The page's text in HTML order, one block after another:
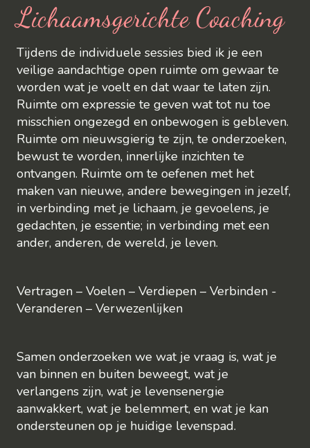
Lichaamsgerichte Coaching
Tijdens de individuele sessies bied ik je een
veilige aandachtige open ruimte om gewaar te
worden wat je voelt en dat waar te laten zijn.
Ruimte om expressie te geven wat tot nu toe
misschien ongezegd en onbewogen is gebleven.
Ruimte om nieuwsgierig te zijn, te onderzoeken,
bewust te worden, innerlijke inzichten te
ontvangen. Ruimte om te oefenen met het
maken van nieuwe, andere bewegingen in jezelf,
in verbinding met je lichaam, je gevoelens, je
gedachten, je essentie; in verbinding met een
ander, anderen, de wereld, je leven.
Vertragen – Voelen – Verdiepen – Verbinden -
Veranderen – Verwezenlijken
Samen onderzoeken we wat je vraag is, wat je
van binnen en buiten beweegt, wat je
verlangens zijn, wat je levensenergie
aanwakkert, wat je belemmert, en wat je kan
ondersteunen op je huidige levenspad.